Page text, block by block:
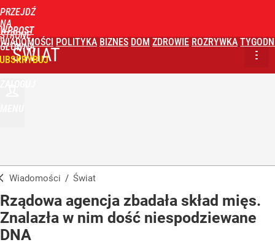
PRZEJDŹ
NA
STRONĘ
GŁÓWNĄ
WPROST
WIADOMOŚCI POLITYKA BIZNES DOM ZDROWIE ROZRYWKA
ŚWIAT
Wiadomości / Świat
Rządowa agencja zbadała skład mięs.
Znalazła w nim dość niespodziewane
DNA